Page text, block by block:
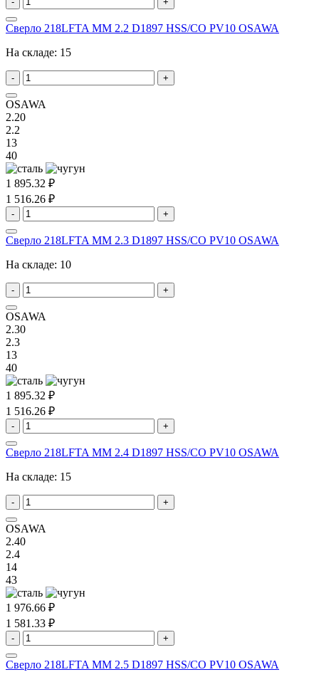
Сверло 218LFTA MM 2.2 D1897 HSS/CO PV10 OSAWA
На складе: 15
- +
OSAWA
2.20
2.2
13
40
1 895.32 ₽
1 516.26 ₽
- +
Сверло 218LFTA MM 2.3 D1897 HSS/CO PV10 OSAWA
На складе: 10
- +
OSAWA
2.30
2.3
13
40
1 895.32 ₽
1 516.26 ₽
- +
Сверло 218LFTA MM 2.4 D1897 HSS/CO PV10 OSAWA
На складе: 15
- +
OSAWA
2.40
2.4
14
43
1 976.66 ₽
1 581.33 ₽
- +
Сверло 218LFTA MM 2.5 D1897 HSS/CO PV10 OSAWA